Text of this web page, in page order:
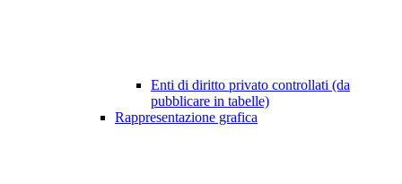
Enti di diritto privato controllati (da
pubblicare in tabelle)
Rappresentazione grafica